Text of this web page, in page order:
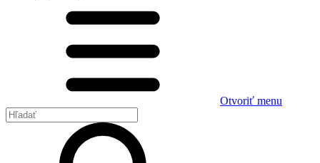
Otvoriť menu